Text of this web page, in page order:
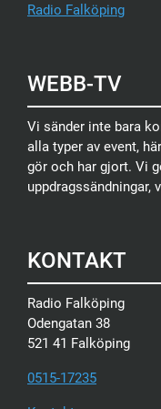
Radio Falköping
WEBB-TV
Vi sänder inte bara
alla typer av event,
gör och har gjort. Vi
uppdragssändningar,
KONTAKT
Radio Falköping
Odengatan 38
521 41 Falköping
0515-17235